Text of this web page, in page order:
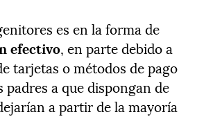
es en la forma de
efectivo, en parte debido a
tarjetas o métodos de pago
a que dispongan de
a partir de la mayoría